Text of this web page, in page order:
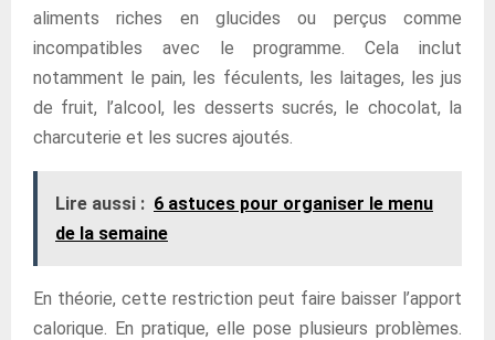
aliments riches en glucides ou perçus comme
incompatibles avec le programme. Cela inclut
notamment le pain, les féculents, les laitages, les jus
de fruit, l’alcool, les desserts sucrés, le chocolat, la
charcuterie et les sucres ajoutés.
Lire aussi : 6 astuces pour organiser le menu
de la semaine
En théorie, cette restriction peut faire baisser l’apport
calorique. En pratique, elle pose plusieurs problèmes.